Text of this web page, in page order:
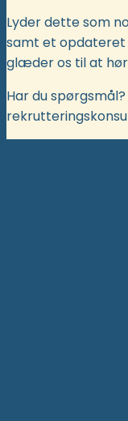
Lyder dette som
samt et opdateret
glæder os til at
Har du